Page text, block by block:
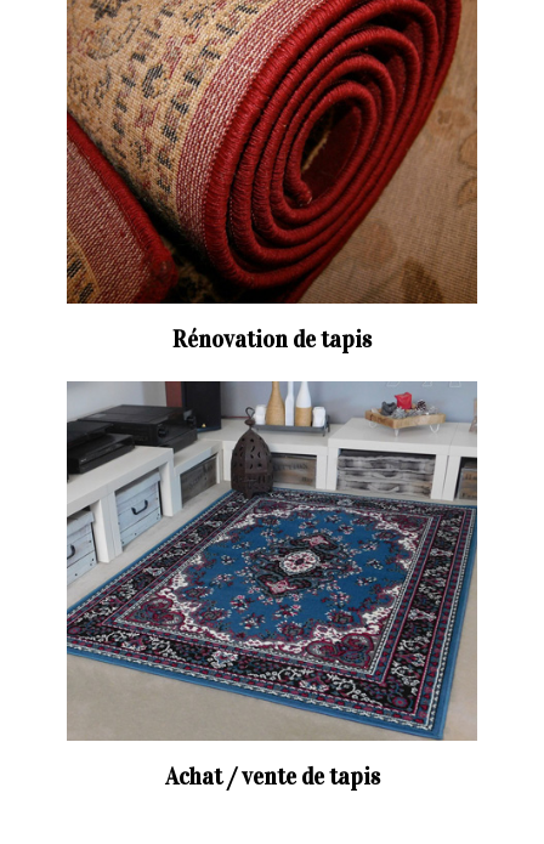
Rénovation de tapis
Achat / vente de tapis